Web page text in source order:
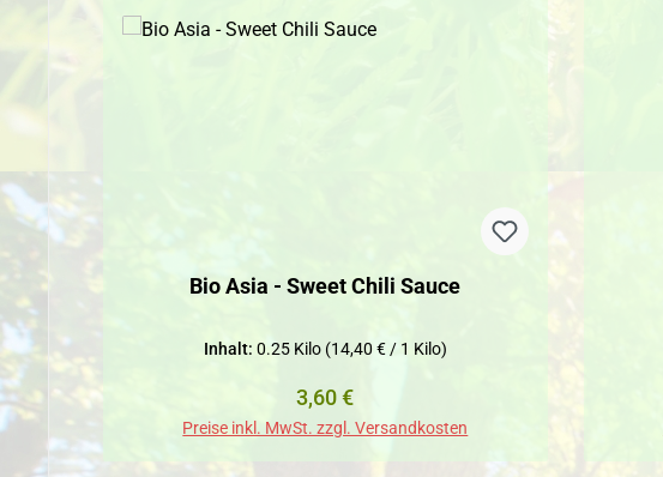
Bio Asia - Sweet Chili Sauce
Inhalt: 0.25 Kilo (14,40 € / 1 Kilo)
Regulärer Preis:
3,60 €
Preise inkl. MwSt. zzgl. Versandkosten